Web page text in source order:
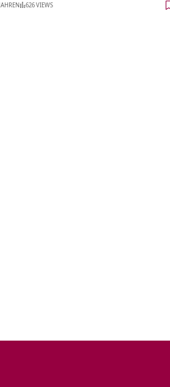
626 VIEWS